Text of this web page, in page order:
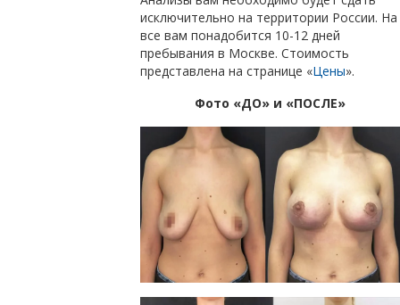
исключительно на территории России. На
все вам понадобится 10-12 дней
пребывания в Москве. Стоимость
представлена на странице «Цены».
Фото «ДО» и «ПОСЛЕ»